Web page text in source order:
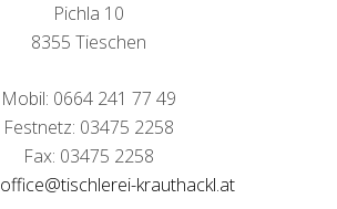
Pichla 10
8355 Tieschen
Mobil: 0664 241 77 49
Festnetz: 03475 2258
Fax: 03475 2258
office@tischlerei-krauthackl.at